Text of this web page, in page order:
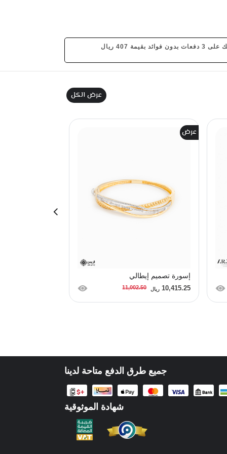
407 ريال
عرض الكل
عرض
إسورة تصميم إيطالي
10,415.25 ريال 11,002.50
جميع طرق الدفع متاحة لدينا
شهادة الموثوقية